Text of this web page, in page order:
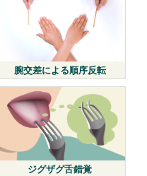
腕交差による順序反転
ジグザグ舌錯覚